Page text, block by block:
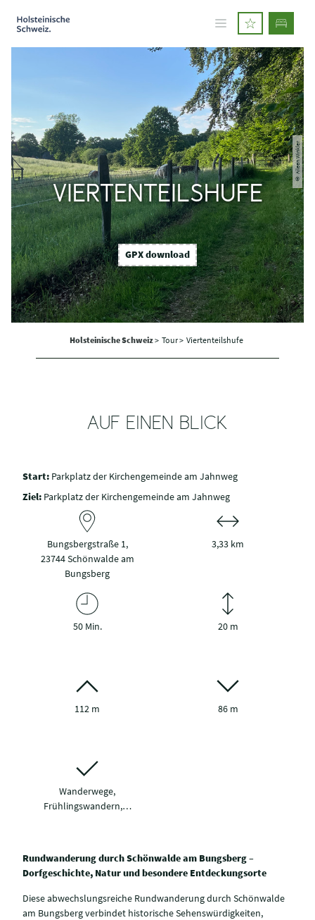
© Aileen Winkler
VIERTENTEILSHUFE
GPX download
Holsteinische Schweiz> Tour > Viertenteilshufe
AUF EINEN BLICK
Start: Parkplatz der Kirchengemeinde am Jahnweg
Ziel: Parkplatz der Kirchengemeinde am Jahnweg
Bungsbergstraße 1,
23744 Schönwalde am
Bungsberg
3,33 km
50 Min. 20 m
112 m 86 m
Wanderwege,
Frühlingswandern,…
Rundwanderung durch Schönwalde am Bungsberg –
Dorfgeschichte, Natur und besondere Entdeckungsorte
Diese abwechslungsreiche Rundwanderung durch Schönwalde
am Bungsberg verbindet historische Sehenswürdigkeiten,